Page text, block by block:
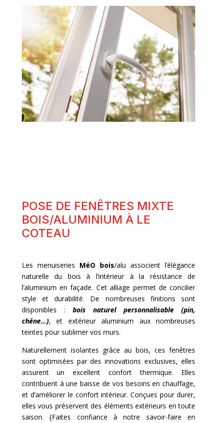
POSE DE FENÊTRES MIXTE
BOIS/ALUMINIUM À LE
COTEAU
Les menuiseries MéO bois/alu associent l’élégance
naturelle du bois à l’intérieur à la résistance de
l’aluminium en façade. Cet alliage permet de concilier
style et durabilité. De nombreuses finitions sont
disponibles : bois naturel personnalisable (pin,
chêne…), et extérieur aluminium aux nombreuses
teintes pour sublimer vos murs.
Naturellement isolantes grâce au bois, ces fenêtres
sont optimisées par des innovations exclusives, elles
assurent un excellent confort thermique. Elles
contribuent à une baisse de vos besoins en chauffage,
et d’améliorer le confort intérieur. Conçues pour durer,
elles vous préservent des éléments extérieurs en toute
saison. {Faites confiance à notre savoir-faire en